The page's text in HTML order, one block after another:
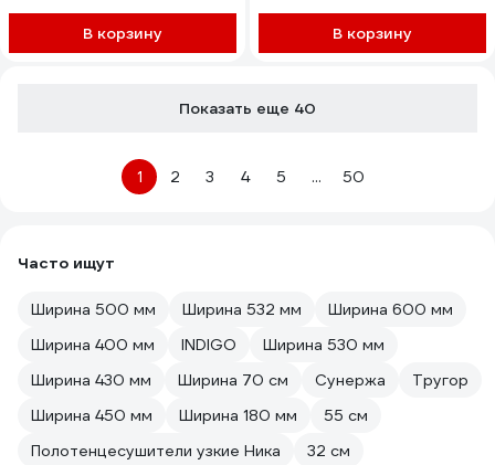
В корзину В корзину
Показать еще 40
1 2 3 4 5 ... 50
Часто ищут
Ширина 500 мм Ширина 532 мм
Ширина 600 мм
Ширина 400 мм
INDIGO
Ширина 530 мм
Ширина 430 мм
Ширина 70 см Сунержа
Тругор
Ширина 450 мм
Ширина 180 мм
55 см
Полотенцесушители узкие Ника
32 см